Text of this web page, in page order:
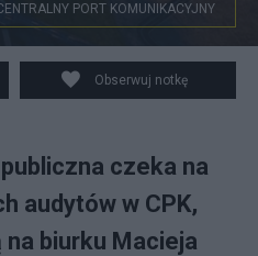
PAP/Marcin Obara
PORT KOMUNIKACYJNY
Obserwuj notkę
czeka na
audytów w CPK,
biurku Macieja